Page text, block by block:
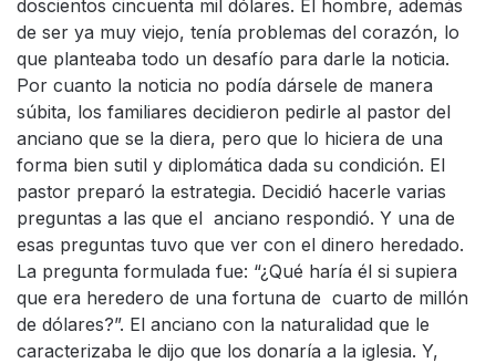
doscientos cincuenta mil dólares. El hombre, además
de ser ya muy viejo, tenía problemas del corazón, lo
que planteaba todo un desafío para darle la noticia.
Por cuanto la noticia no podía dársele de manera
súbita, los familiares decidieron pedirle al pastor del
anciano que se la diera, pero que lo hiciera de una
forma bien sutil y diplomática dada su condición. El
pastor preparó la estrategia. Decidió hacerle varias
preguntas a las que el anciano respondió. Y una de
esas preguntas tuvo que ver con el dinero heredado.
La pregunta formulada fue: “¿Qué haría él si supiera
que era heredero de una fortuna de cuarto de millón
de dólares?”. El anciano con la naturalidad que le
caracterizaba le dijo que los donaría a la iglesia. Y,